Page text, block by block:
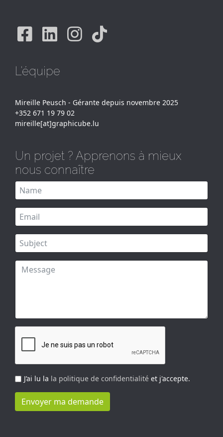
Facebook
Linkedin
Instagram
Tiktok
L'équipe
Mireille Peusch - Gérante depuis novembre 2025
+352 671 19 79 02
mireille[at]graphicube.lu
Un projet ? Apprenons à mieux
nous connaître
J’ai lu la la politique de confidentialité et j'accepte.
Envoyer ma demande